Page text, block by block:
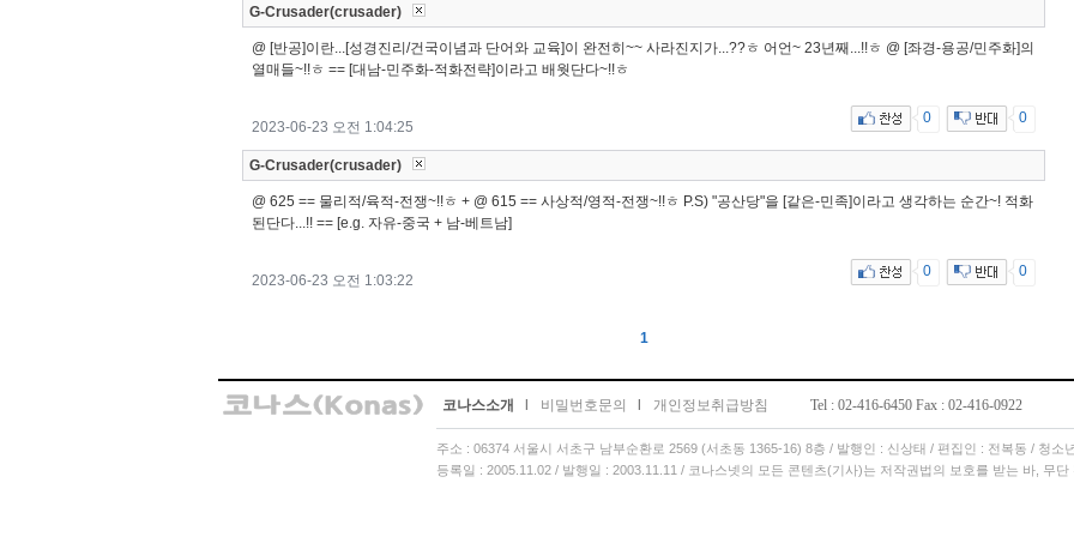
G-Crusader(crusader)
@ [반공]이란...[성경진리/건국이념과 단어와 교육]이 완전히~~ 사라진지가...??ㅎ 어언~ 23년째...!!ㅎ @ [좌경-용공/민주화]의
열매들~!!ㅎ == [대남-민주화-적화전략]이라고 배웟단다~!!ㅎ
2023-06-23 오전 1:04:25
0 0
G-Crusader(crusader)
@ 625 == 물리적/육적-전쟁~!!ㅎ + @ 615 == 사상적/영적-전쟁~!!ㅎ P.S) "공산당"을 [같은-민족]이라고 생각하는 순간~! 적화
된단다...!! == [e.g. 자유-중국 + 남-베트남]
2023-06-23 오전 1:03:22
0 0
1
코나스소개 비밀번호문의 개인정보취급방침 Tel : 02-416-6450 Fax : 02-416-0922
주소 : 06374 서울시 서초구 남부순환로 2569 (서초동 1365-16) 8층 / 발행인 : 신상태 / 편집인 : 전복동 / 청소
등록일 : 2005.11.02 / 발행일 : 2003.11.11 / 코나스넷의 모든 콘텐츠(기사)는 저작권법의 보호를 받는 바, 무단